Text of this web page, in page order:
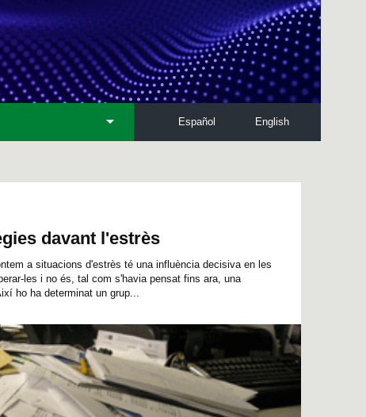
English
Español
davant l'estrès
a situacions d'estrès té una influència decisiva en les
les i no és, tal com s'havia pensat fins ara, una
ho ha determinat un grup...